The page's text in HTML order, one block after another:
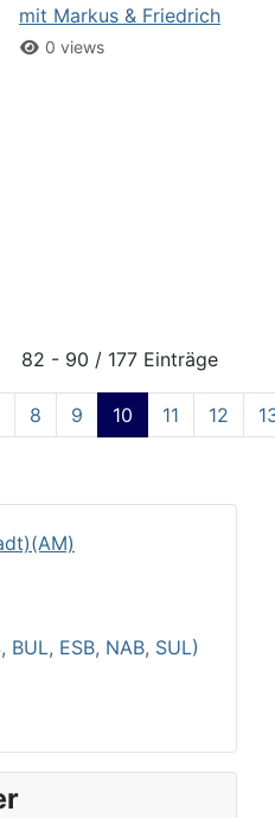
mit Markus & Friedrich
0 views
82 - 90 / 177 Einträge
8 9 10 11 12
ESB, NAB, SUL)